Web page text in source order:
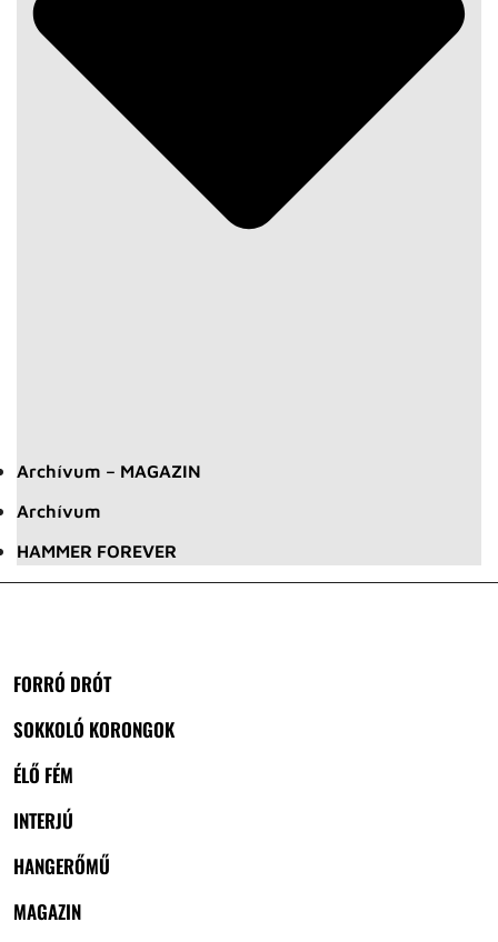
Archívum – MAGAZIN
Archívum
HAMMER FOREVER
FORRÓ DRÓT
SOKKOLÓ KORONGOK
ÉLŐ FÉM
INTERJÚ
HANGERŐMŰ
MAGAZIN